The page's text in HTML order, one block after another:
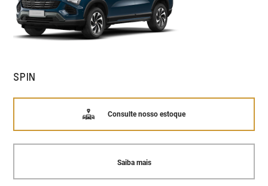
SPIN
Consulte nosso estoque
Saiba mais